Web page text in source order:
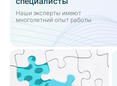
Наши эксперты имеют
многолетний опыт работы